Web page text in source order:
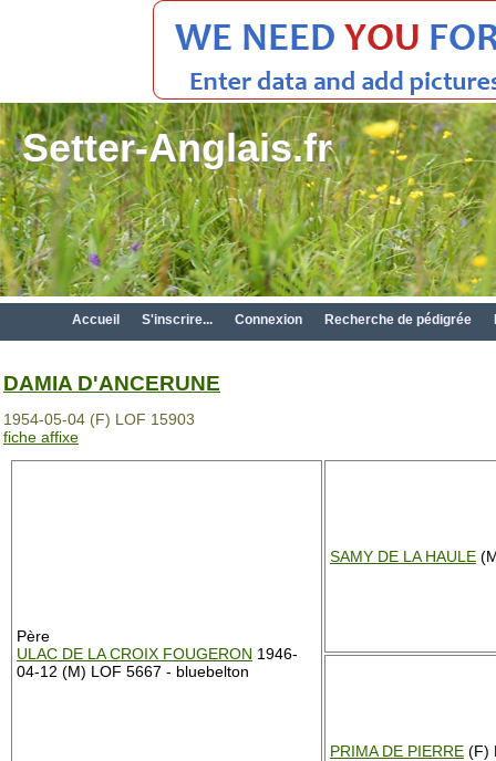
Setter-Anglais.fr
Accueil S'inscrire... Connexion Recherche de pédigrée
DAMIA D'ANCERUNE
1954-05-04 (F) LOF 15903
fiche affixe
Père
ULAC DE LA CROIX FOUGERON 1946-
04-12 (M) LOF 5667 - bluebelton
SAMY DE LA HAULE
PRIMA DE PIERRE (F)